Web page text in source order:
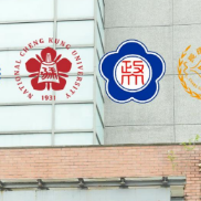
🎉，32％達醫學系
麻省理工學院，